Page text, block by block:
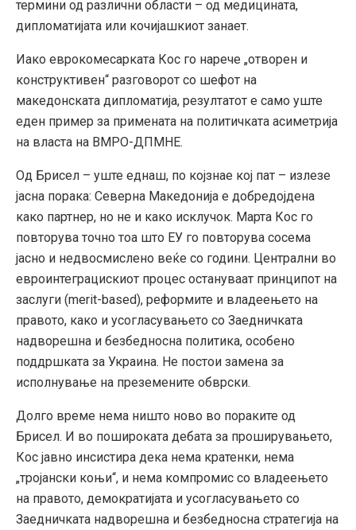
термини од различни области – од медицината,
дипломатијата или кочијашкиот занает.
Иако еврокомесарката Кос го нарече „отворен и
конструктивен“ разговорот со шефот на
македонската дипломатија, резултатот е само уште
еден пример за примената на политичката асиметрија
на власта на ВМРО-ДПМНЕ.
Од Брисел – уште еднаш, по којзнае кој пат – излезе
јасна порака: Северна Македонија е добредојдена
како партнер, но не и како исклучок. Марта Кос го
повторува точно тоа што ЕУ го повторува сосема
јасно и недвосмислено веќе со години. Централни во
евроинтеграцискиот процес остануваат принципот на
заслуги (merit-based), реформите и владеењето на
правото, како и усогласувањето со Заедничката
надворешна и безбедносна политика, особено
поддршката за Украина. Не постои замена за
исполнување на преземените обврски.
Долго време нема ништо ново во пораките од
Брисел. И во пошироката дебата за проширувањето,
Кос јавно инсистира дека нема кратенки, нема
„тројански коњи“, и нема компромис со владеењето
на правото, демократијата и усогласувањето со
Заедничката надворешна и безбедносна стратегија на